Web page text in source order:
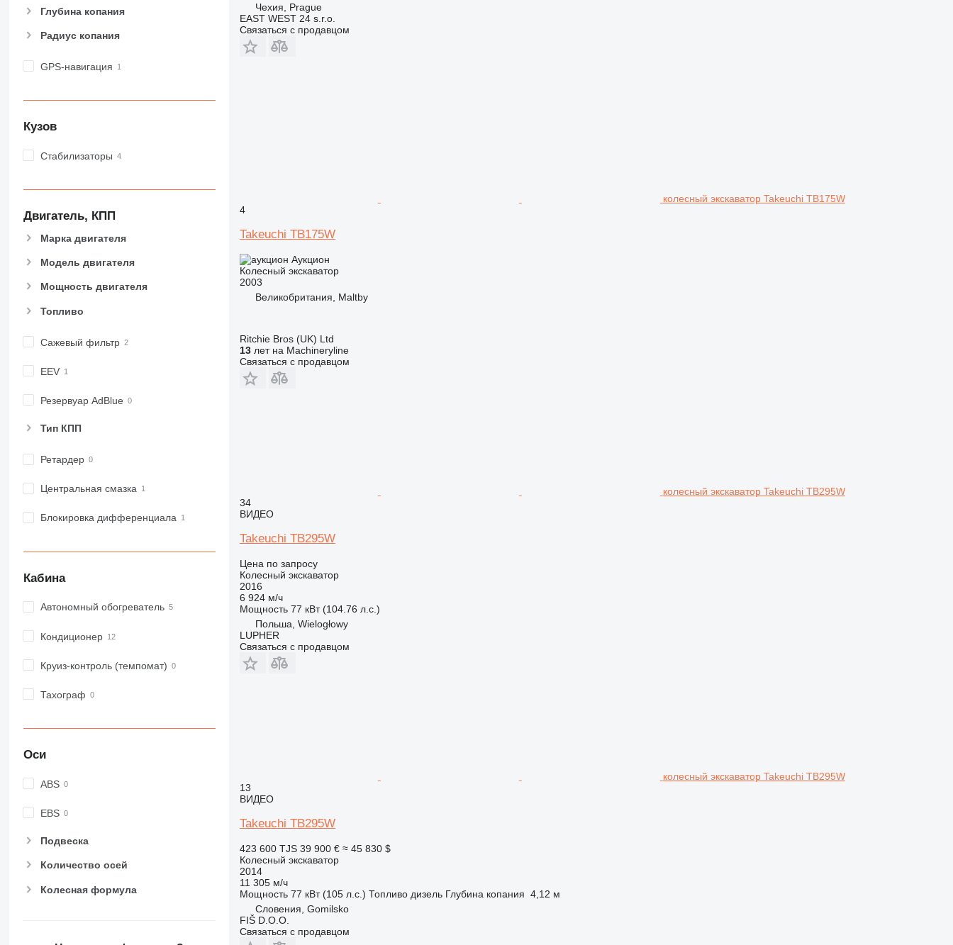
Глубина копания
Радиус копания
GPS-навигация
Кузов
Стабилизаторы
Двигатель, КПП
Марка двигателя
Модель двигателя
Мощность двигателя
Топливо
Сажевый фильтр
EEV
Резервуар AdBlue
Тип КПП
Ретардер
Центральная смазка
Блокировка дифференциала
Кабина
Автономный обогреватель
Кондиционер
Круиз-контроль (темпомат)
Тахограф
Оси
ABS
EBS
Подвеска
Количество осей
Колесная формула
Чехия, Prague
EAST WEST 24 s.r.o.
Связаться с продавцом
колесный экскаватор Takeuchi TB175W
4
Takeuchi TB175W
Аукцион
Колесный экскаватор
2003
Великобритания, Maltby
Ritchie Bros (UK) Ltd
13лет на Machineryline
Связаться с продавцом
колесный экскаватор Takeuchi TB295W
34
ВИДЕО
Takeuchi TB295W
Цена по запросу
Колесный экскаватор
2016
6 924 м/ч
Мощность 77 кВт (104.76 л.с.)
Польша, Wielogłowy
LUPHER
Связаться с продавцом
колесный экскаватор Takeuchi TB295W
13
ВИДЕО
Takeuchi TB295W
423 600 TJS 39 900 € ≈ 45 830 $
Колесный экскаватор
2014
11 305 м/ч
Мощность 77 кВт (105 л.с.) Топливо дизель Глубина копания 4,12 м
Словения, Gomilsko
FIŠ D.O.O.
Связаться с продавцом